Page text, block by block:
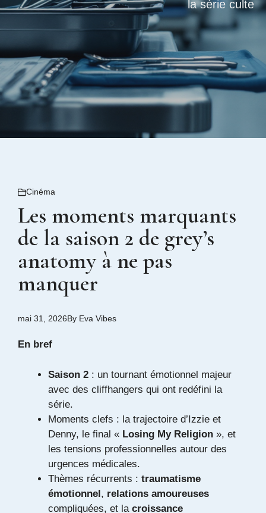
la série culte
Cinéma
Les moments marquants
de la saison 2 de grey’s
anatomy à ne pas
manquer
mai 31, 2026By Eva Vibes
En bref
Saison 2 : un tournant émotionnel majeur
avec des cliffhangers qui ont redéfini la
série.
Moments clefs : la trajectoire d’Izzie et
Denny, le final « Losing My Religion », et
les tensions professionnelles autour des
urgences médicales.
Thèmes récurrents : traumatisme
émotionnel, relations amoureuses
compliquées, et la croissance